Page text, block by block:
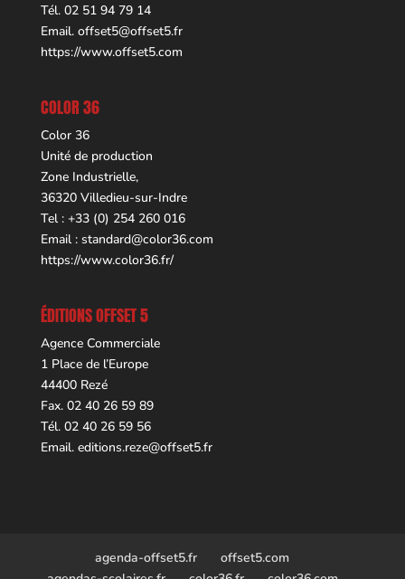
Tél. 02 51 94 79 14
Email. offset5@offset5.fr
https://www.offset5.com
COLOR 36
Color 36
Unité de production
Zone Industrielle,
36320 Villedieu-sur-Indre
Tel : +33 (0) 254 260 016
Email : standard@color36.com
https://www.color36.fr/
ÉDITIONS OFFSET 5
Agence Commerciale
1 Place de l’Europe
44400 Rezé
Fax. 02 40 26 59 89
Tél. 02 40 26 59 56
Email. editions.reze@offset5.fr
agenda-offset5.fr
offset5.com